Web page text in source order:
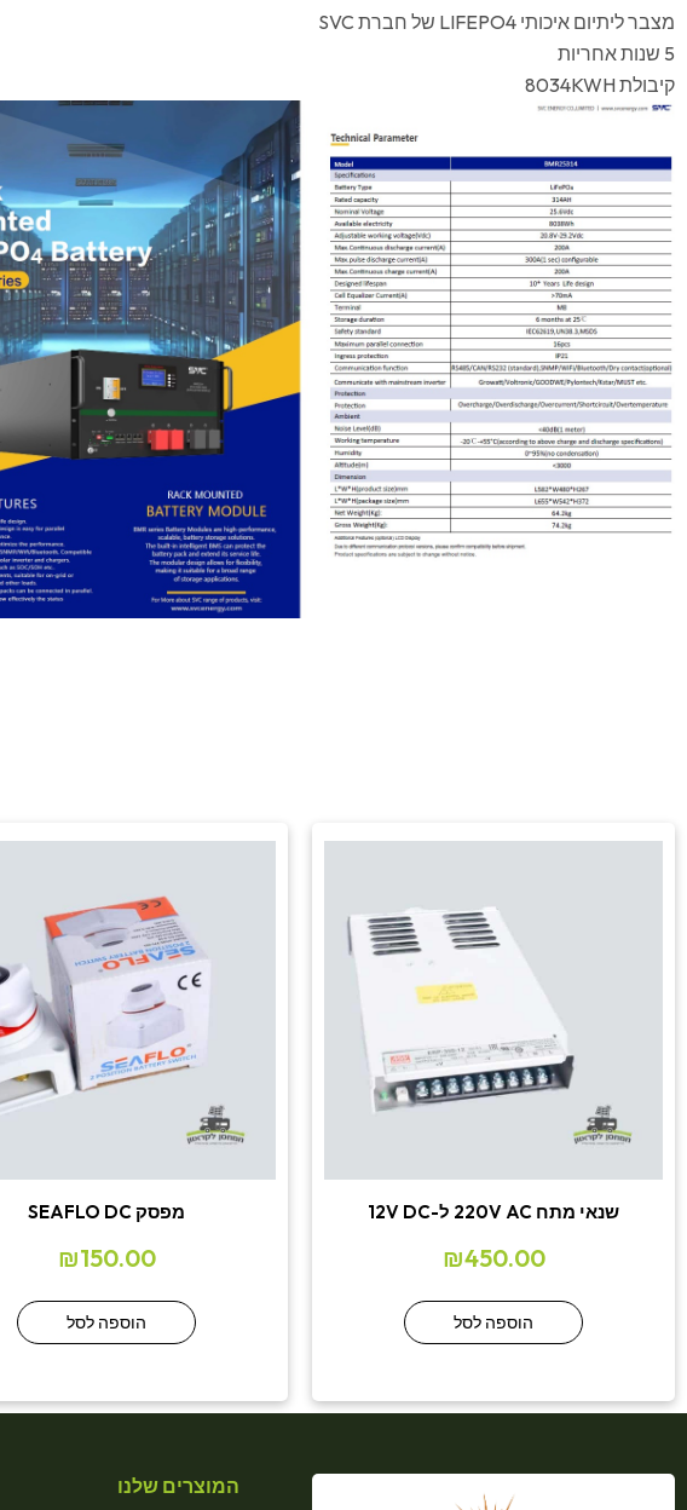
ליתיום
SVC
25.6V
314Ah
מצבר ליתיום איכותי LIFEPO4 של חברת SVC
5 שנות אחריות
קיבולת 8034KWH
שנאי מתח 220V AC ל-12V DC
₪450.00
הוספה לסל
מפסק SEAFLO DC
₪150.00
הוספה לסל
המוצרים שלנו